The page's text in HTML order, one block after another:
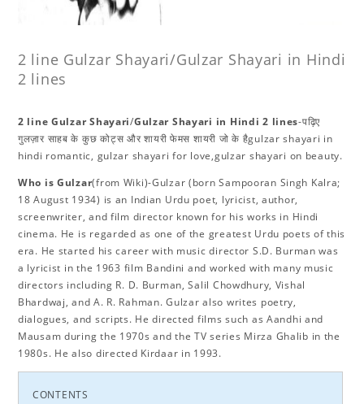
2 line Gulzar Shayari/Gulzar Shayari in Hindi
2 lines
2 line Gulzar Shayari/Gulzar Shayari in Hindi 2 lines-पढ़िए
गुलज़ार साहब के कुछ कोट्स और शायरी फेमस शायरी जो के हैgulzar shayari in
hindi romantic, gulzar shayari for love,gulzar shayari on beauty.
Who is Gulzar(from Wiki)-Gulzar (born Sampooran Singh Kalra;
18 August 1934) is an Indian Urdu poet, lyricist, author,
screenwriter, and film director known for his works in Hindi
cinema. He is regarded as one of the greatest Urdu poets of this
era. He started his career with music director S.D. Burman was
a lyricist in the 1963 film Bandini and worked with many music
directors including R. D. Burman, Salil Chowdhury, Vishal
Bhardwaj, and A. R. Rahman. Gulzar also writes poetry,
dialogues, and scripts. He directed films such as Aandhi and
Mausam during the 1970s and the TV series Mirza Ghalib in the
1980s. He also directed Kirdaar in 1993.
CONTENTS